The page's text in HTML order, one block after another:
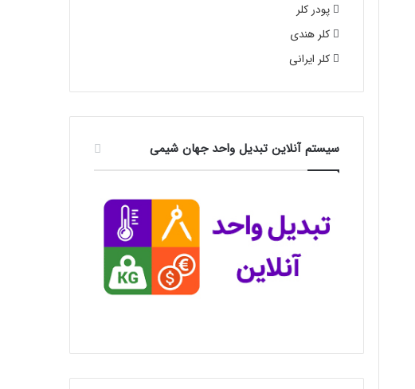
پودر کلر
کلر هندی
کلر ایرانی
سیستم آنلاین تبدیل واحد جهان شیمی